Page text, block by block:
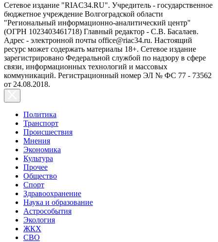
Сетевое издание "RIAC34.RU". Учредитель - государственное
бюджетное учреждение Волгоградской области
"Региональный информационно-аналитический центр"
(ОГРН 1023403461718) Главный редактор - С.В. Басалаев.
Адрес - электронной почты office@riac34.ru. Настоящий
ресурс может содержать материалы 18+. Сетевое издание
зарегистрировано Федеральной службой по надзору в сфере
связи, информационных технологий и массовых
коммуникаций. Регистрационный номер ЭЛ № ФС 77 - 73562
от 24.08.2018.
Политика
Транспорт
Происшествия
Мнения
Экономика
Культура
Прочее
Общество
Спорт
Здравоохранение
Наука и образование
Астрособытия
Экология
ЖКХ
СВО